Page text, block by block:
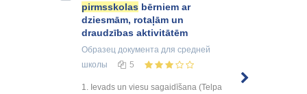
pirmsskolas bērniem ar
dziesmām, rotaļām un
draudzības aktivitātēm
Образец документа для средней
школы
5
1. Ievads un viesu sagaidīšana (Telpa